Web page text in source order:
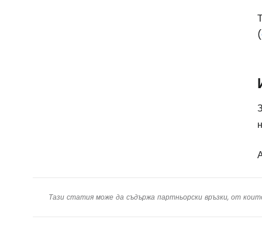
(
Тази статия може да съдържа партньорски връзки, от